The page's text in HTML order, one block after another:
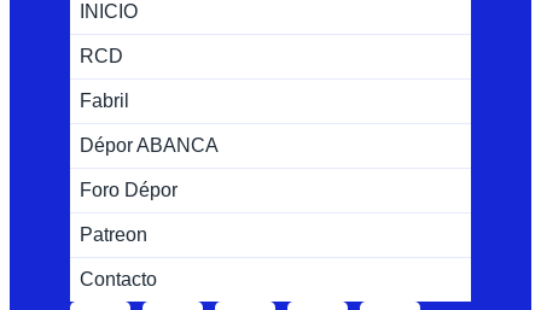
INICIO
RCD
Fabril
Dépor ABANCA
Foro Dépor
Patreon
Contacto